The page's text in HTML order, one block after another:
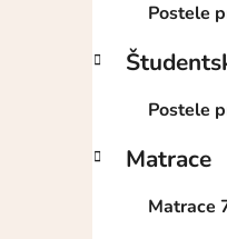
e
Postele
Postele
Matrace
Matrace